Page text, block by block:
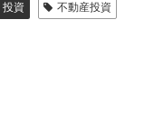
投資
不動産投資